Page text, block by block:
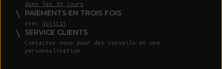
dans les 30 jours
PAIEMENTS EN TROIS FOIS
avec SplitIt
SERVICE CLIENTS
Contactez-nous pour des conseils et une
personnalisation